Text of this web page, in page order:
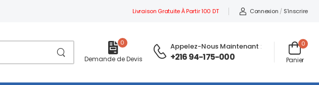
Livraison Gratuite À Partir 100 DT Connexion / S'inscrire
0
Demande de Devis
Appelez-Nous Maintenant :
+216 94-175-000
0
Panier